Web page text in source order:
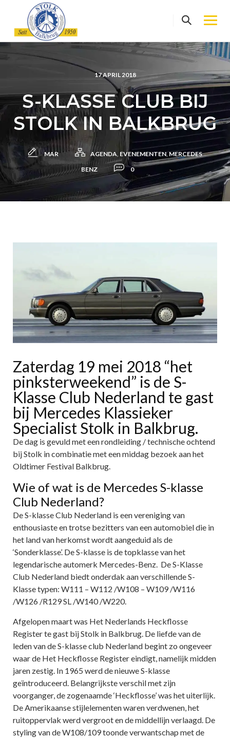
content
17 APRIL 2018
S-KLASSE CLUB BIJ
STOLK IN BALKBRUG
MAR AGENDA, EVENEMENTEN,MERCEDES
BENZ
0
Zaterdag 19 mei 2018 “het
pinksterweekend” is de S-
Klasse Club Nederland te gast
bij Mercedes Klassieker
Specialist Stolk in Balkbrug.
De dag is gevuld met een rondleiding / technische ochtend
bij Stolk in combinatie met een middag bezoek aan het
Oldtimer Festival Balkbrug.
Wie of wat is de Mercedes S-klasse
Club Nederland?
De S-klasse Club Nederland is een vereniging van
enthousiaste en trotse bezitters van een automobiel die in
het land van herkomst wordt aangeduid als de
‘Sonderklasse’. De S-klasse is de topklasse van het
legendarische automerk Mercedes-Benz. De S-Klasse
Club Nederland biedt onderdak aan verschillende S-
Klasse typen: W111 – W112 /W108 – W109 /W116
/W126 /R129 SL /W140 /W220.
Afgelopen maart was Het Nederlands Heckflosse
Register te gast bij Stolk in Balkbrug. De liefde van de
leden van de S-klasse club Nederland begint zo ongeveer
waar de Het Heckflosse Register eindigt, namelijk midden
jaren zestig. In 1965 werd de nieuwe S-klasse
geïntroduceerd. Belangrijkste verschil met zijn
voorganger, de zogenaamde ‘Heckflosse’ was het uiterlijk.
De Amerikaanse stijlelementen waren verdwenen, het
ruitoppervlak werd vergroot en de middellijn verlaagd. De
styling van de W108/109 toonde verwantschap met de